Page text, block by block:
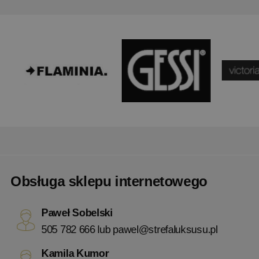
Obsługa sklepu internetowego
Paweł Sobelski
505 782 666 lub pawel@strefaluksusu.pl
Kamila Kumor